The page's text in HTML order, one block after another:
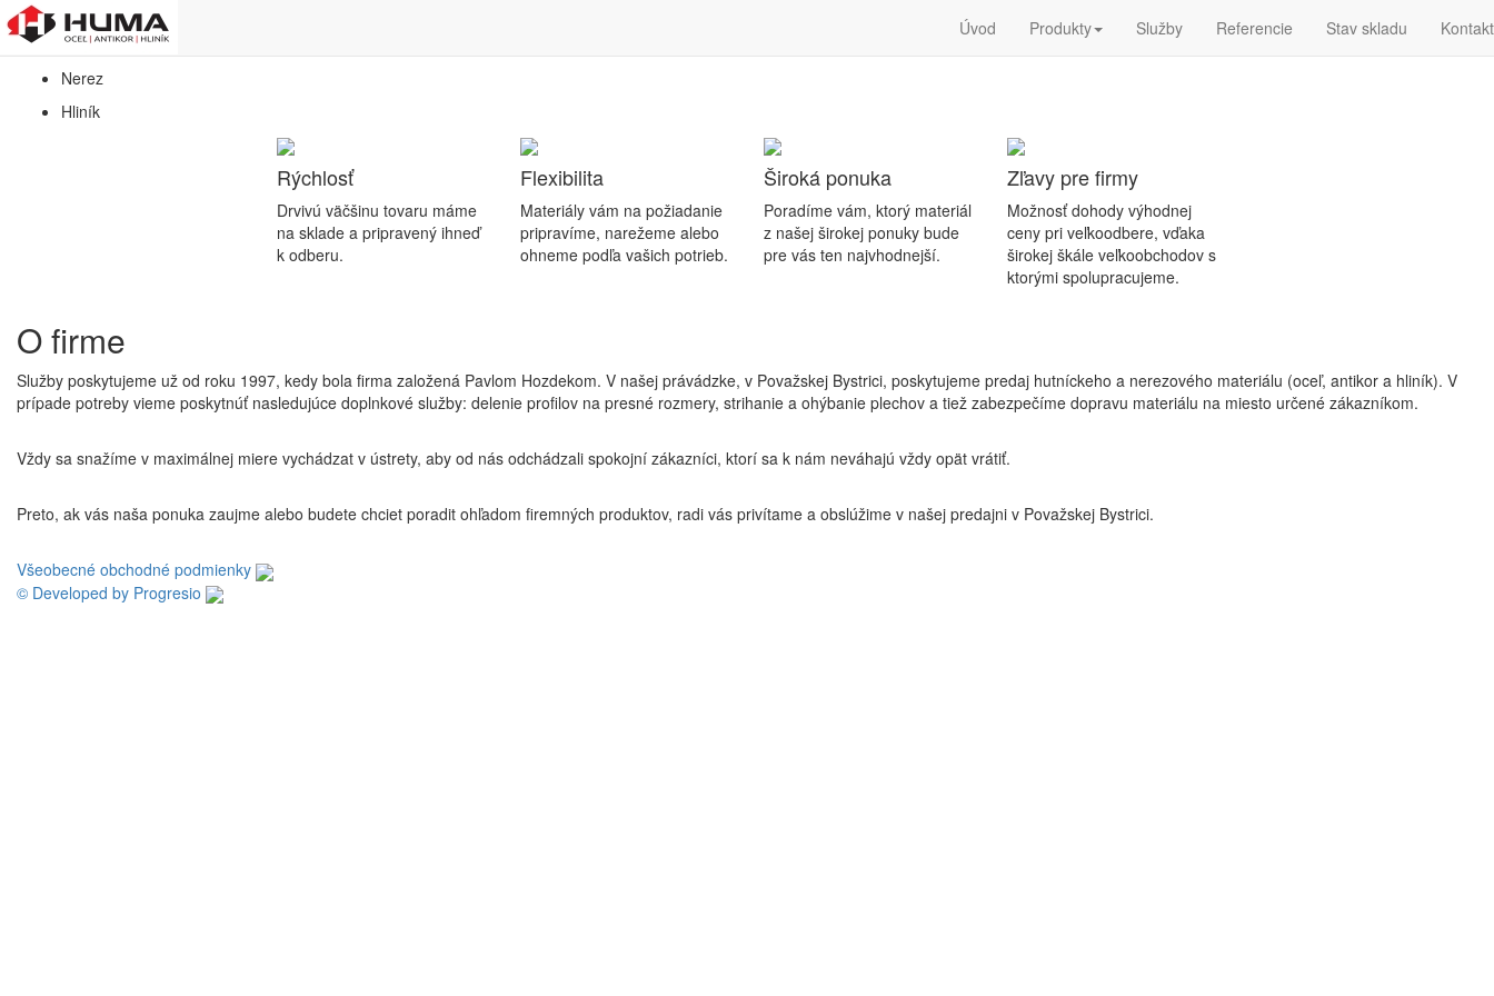
Úvod Produkty Služby Referencie Stav skladu Kontakt
Predaj hutníckeho a nerezového materiálu
Oceľ
Nerez
Hliník
Rýchlosť
Drvivú väčšinu tovaru máme
na sklade a pripravený ihneď
k odberu.
Flexibilita
Materiály vám na požiadanie
pripravíme, narežeme alebo
ohneme podľa vašich potrieb.
Široká ponuka
Poradíme vám, ktorý materiál
z našej širokej ponuky bude
pre vás ten najvhodnejší.
Zľavy pre firmy
Možnosť dohody výhodnej
ceny pri veľkoodbere, vďaka
širokej škále veľkoobchodov s
ktorými spolupracujeme.
O firme
Služby poskytujeme už od roku 1997, kedy bola firma založená Pavlom Hozdekom. V našej právádzke, v Považskej Bystrici, poskytujeme predaj hutníckeho a nerezového materiálu (oceľ, antikor a hliník). V
prípade potreby vieme poskytnúť nasledujúce doplnkové služby: delenie profilov na presné rozmery, strihanie a ohýbanie plechov a tiež zabezpečíme dopravu materiálu na miesto určené zákazníkom.
Vždy sa snažíme v maximálnej miere vychádzat v ústrety, aby od nás odchádzali spokojní zákazníci, ktorí sa k nám neváhajú vždy opät vrátiť.
Preto, ak vás naša ponuka zaujme alebo budete chciet poradit ohľadom firemných produktov, radi vás privítame a obslúžime v našej predajni v Považskej Bystrici.
Všeobecné obchodné podmienky
© Developed by Progresio